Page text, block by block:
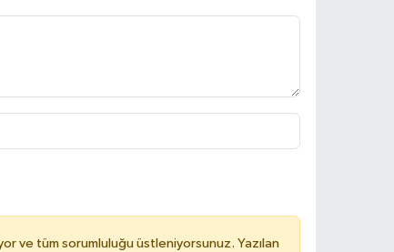
ve tüm sorumluluğu üstleniyorsunuz. Yazılan